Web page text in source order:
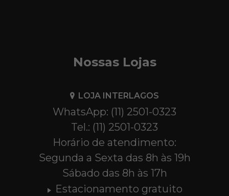
Nossas Lojas
LOJA INTERLAGOS
WhatsApp: (11) 2501-0323
Tel.: (11) 2501-0323
Horário de atendimento:
Segunda a Sexta das 8h às 19h
Sábado das 8h às 17h
Estacionamento gratuito